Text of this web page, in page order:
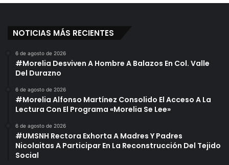
a
M
p
NOTICIAS MÁS RECIENTES
6 de agosto de 2026
#Morelia Desviven A Hombre A Balazos En Col. Valle
Del Durazno
6 de agosto de 2026
#Morelia Alfonso Martínez Consolido El Acceso A La
Lectura Con El Programa «Morelia Se Lee»
6 de agosto de 2026
#UMSNH Rectora Exhorta A Madres Y Padres
Nicolaitas A Participar En La Reconstrucción Del Tejido
Social